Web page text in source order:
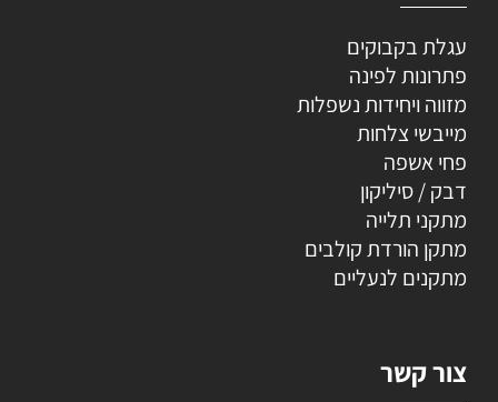
עגלת בקבוקים
פתרונות לפינה
מזווה ויחידות נשפלות
מייבשי צלחות
פחי אשפה
דבק / סיליקון
מתקני תלייה
מתקן הורדת קולבים
מתקנים לנעליים
צור קשר